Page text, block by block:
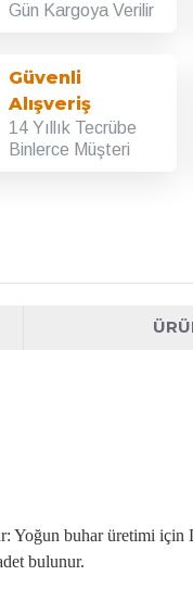
Gün Kargoya Verilir
Güvenli
Alışveriş
14 Yıllık Tecrübe
Binlerce Müşteri
Yoğun buhar üretimi
bulunur.